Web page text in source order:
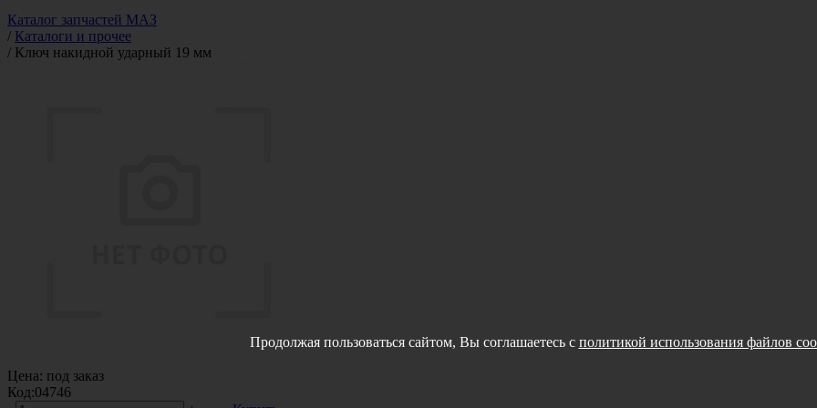
Каталог запчастей МАЗ
/ Каталоги и прочее
/ Ключ накидной ударный 19 мм
Цена: под заказ
Код:04746
Продолжая пользоваться сайтом, Вы соглашаетесь с политикой использования файлов